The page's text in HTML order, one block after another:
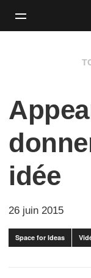
idée
26 juin 2015
Space for Ideas